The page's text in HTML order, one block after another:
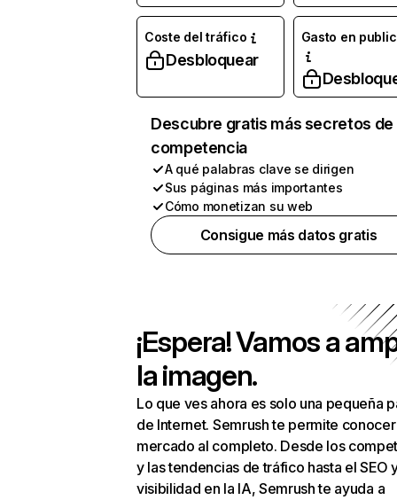
Coste del tráfico
Desbloquear
Gasto en
Descubre gratis más secretos de
competencia
A qué palabras clave se dirigen
Sus páginas más importantes
Cómo monetizan su web
Consigue más datos gratis
¡Espera! Vamos a
la imagen.
Lo que ves ahora es solo una pequeña
de Internet. Semrush te permite
mercado al completo. Desde los
y las tendencias de tráfico hasta el SEO
visibilidad en la IA, Semrush te ayuda a